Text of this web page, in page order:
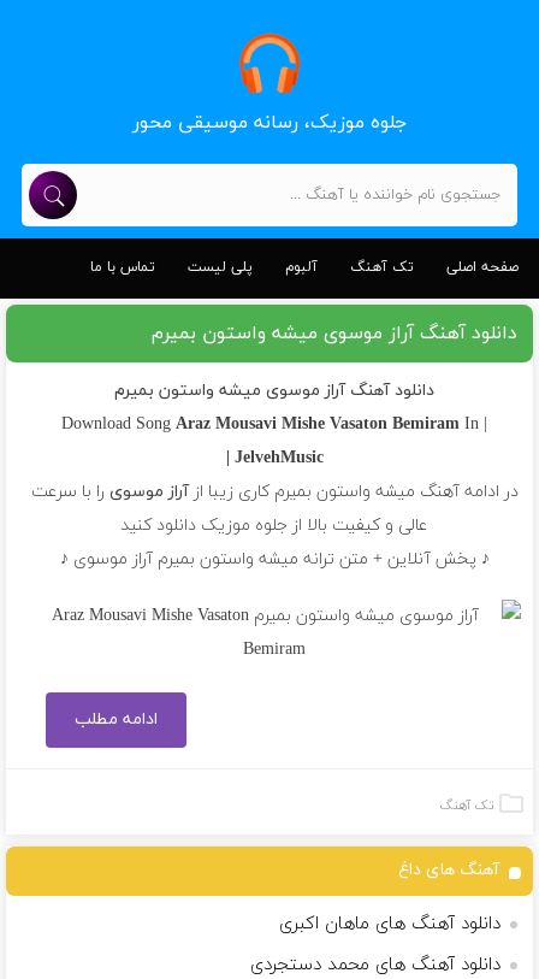
جلوه موزیک، رسانه موسیقی محور
صفحه اصلی تک آهنگ آلبوم پلی لیست تماس با ما
دانلود آهنگ آراز موسوی میشه واستون بمیرم
دانلود آهنگ آراز موسوی میشه واستون بمیرم
| Download Song
Araz Mousavi Mishe Vasaton Bemiram In
JelvehMusic |
در ادامه آهنگ میشه واستون بمیرم کاری زیبا ازآراز موسوی را با سرعت
عالی و کیفیت بالا از جلوه موزیک دانلود کنید
♪ پخش آنلاین + متن ترانه میشه واستون بمیرم آراز موسوی ♪
ادامه مطلب
تک آهنگ
آهنگ های داغ
دانلود آهنگ های ماهان اکبری
دانلود آهنگ های محمد دستجردی